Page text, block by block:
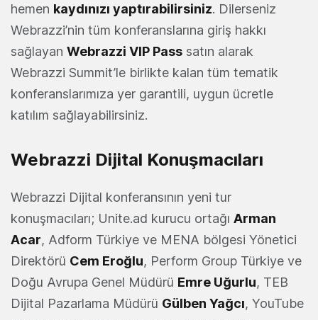
hemen kaydınızı yaptırabilirsiniz. Dilerseniz
Webrazzi’nin tüm konferanslarına giriş hakkı
sağlayan Webrazzi VIP Pass satın alarak
Webrazzi Summit’le birlikte kalan tüm tematik
konferanslarımıza yer garantili, uygun ücretle
katılım sağlayabilirsiniz.
Webrazzi Dijital Konuşmacıları
Webrazzi Dijital konferansının yeni tur
konuşmacıları; Unite.ad kurucu ortağı Arman
Acar, Adform Türkiye ve MENA bölgesi Yönetici
Direktörü Cem Eroğlu, Perform Group Türkiye ve
Doğu Avrupa Genel Müdürü Emre Uğurlu, TEB
Dijital Pazarlama Müdürü Gülben Yağcı, YouTube